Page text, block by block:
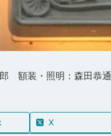
額装・照明：森田恭通
X